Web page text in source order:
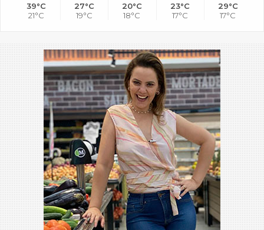
39°C
21°C
27°C
19°C
20°C
18°C
23°C
17°C
29°C
17°C